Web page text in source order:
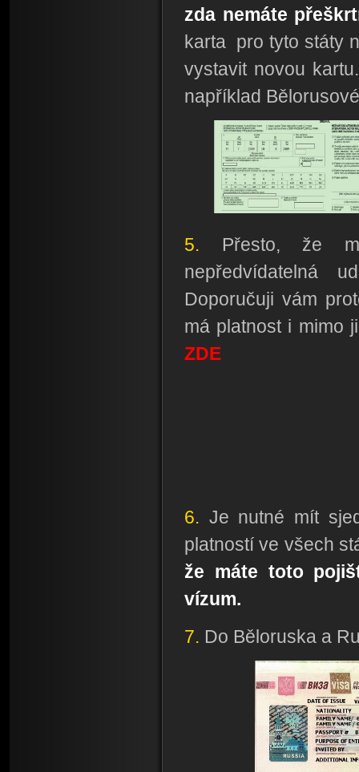
zda nemáte
karta pro tyto státy
vystavit novou
například
5. Přesto, že
nepředvídatelná
Doporučuji vám
má platnost i mimo
ZDE
6. Je nutné mít
platností ve všech
že máte toto
vízum.
7. Do Běloruska a